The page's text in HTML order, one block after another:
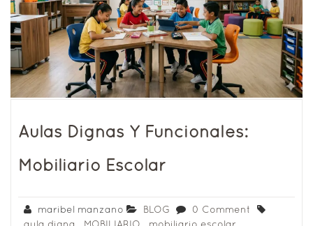
Aulas Dignas Y Funcionales:
Mobiliario Escolar
maribel manzano BLOG
0 Comment